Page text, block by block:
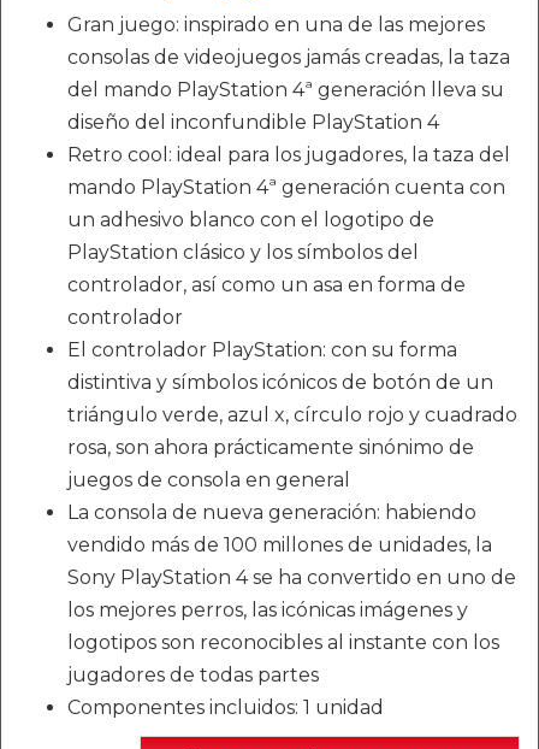
Gran juego: inspirado en una de las mejores
consolas de videojuegos jamás creadas, la taza
del mando PlayStation 4ª generación lleva su
diseño del inconfundible PlayStation 4
Retro cool: ideal para los jugadores, la taza del
mando PlayStation 4ª generación cuenta con
un adhesivo blanco con el logotipo de
PlayStation clásico y los símbolos del
controlador, así como un asa en forma de
controlador
El controlador PlayStation: con su forma
distintiva y símbolos icónicos de botón de un
triángulo verde, azul x, círculo rojo y cuadrado
rosa, son ahora prácticamente sinónimo de
juegos de consola en general
La consola de nueva generación: habiendo
vendido más de 100 millones de unidades, la
Sony PlayStation 4 se ha convertido en uno de
los mejores perros, las icónicas imágenes y
logotipos son reconocibles al instante con los
jugadores de todas partes
Componentes incluidos: 1 unidad